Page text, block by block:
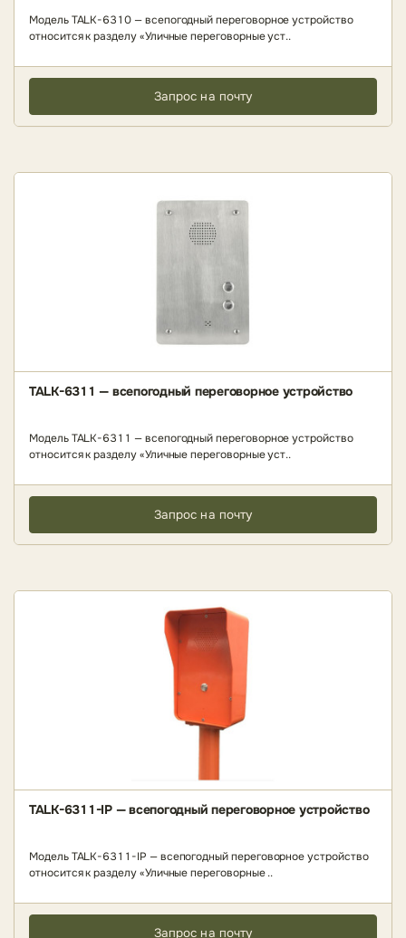
Модель TALK-6310 — всепогодный переговорное устройство
относится к разделу «Уличные переговорные уст..
Запрос на почту
TALK-6311 — всепогодный переговорное устройство
Модель TALK-6311 — всепогодный переговорное устройство
относится к разделу «Уличные переговорные уст..
Запрос на почту
TALK-6311-IP — всепогодный переговорное устройство
Модель TALK-6311-IP — всепогодный переговорное устройство
относится к разделу «Уличные переговорные ..
Запрос на почту